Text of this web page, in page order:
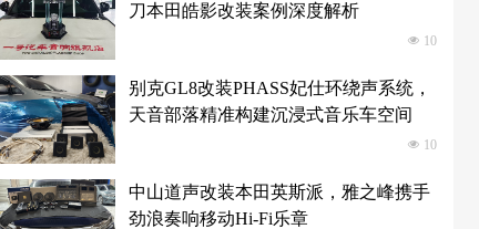
刀本田皓影改装案例深度解析
넶 10
别克GL8改装PHASS妃仕环绕声系统，
天音部落精准构建沉浸式音乐车空间
넶 10
中山道声改装本田英斯派，雅之峰携手
劲浪奏响移动Hi-Fi乐章